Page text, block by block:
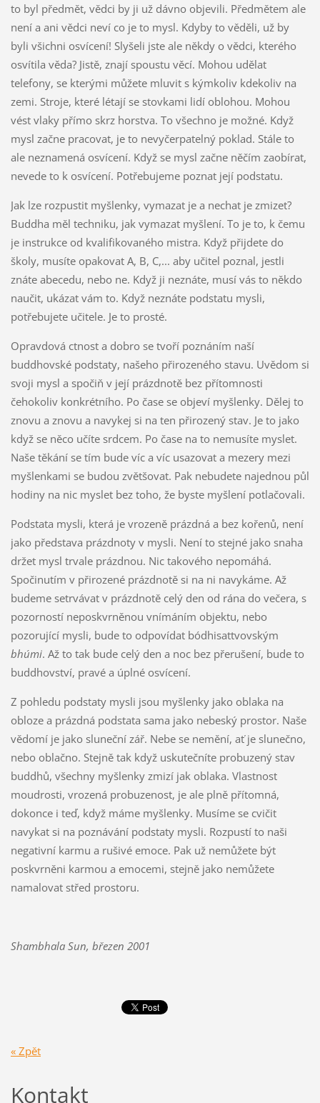
to byl předmět, vědci by ji už dávno objevili. Předmětem ale
není a ani vědci neví co je to mysl. Kdyby to věděli, už by
byli všichni osvícení! Slyšeli jste ale někdy o vědci, kterého
osvítila věda? Jistě, znají spoustu věcí. Mohou udělat
telefony, se kterými můžete mluvit s kýmkoliv kdekoliv na
zemi. Stroje, které létají se stovkami lidí oblohou. Mohou
vést vlaky přímo skrz horstva. To všechno je možné. Když
mysl začne pracovat, je to nevyčerpatelný poklad. Stále to
ale neznamená osvícení. Když se mysl začne něčím zaobírat,
nevede to k osvícení. Potřebujeme poznat její podstatu.
Jak lze rozpustit myšlenky, vymazat je a nechat je zmizet?
Buddha měl techniku, jak vymazat myšlení. To je to, k čemu
je instrukce od kvalifikovaného mistra. Když přijdete do
školy, musíte opakovat A, B, C,... aby učitel poznal, jestli
znáte abecedu, nebo ne. Když ji neznáte, musí vás to někdo
naučit, ukázat vám to. Když neznáte podstatu mysli,
potřebujete učitele. Je to prosté.
Opravdová ctnost a dobro se tvoří poznáním naší
buddhovské podstaty, našeho přirozeného stavu. Uvědom si
svoji mysl a spočiň v její prázdnotě bez přítomnosti
čehokoliv konkrétního. Po čase se objeví myšlenky. Dělej to
znovu a znovu a navykej si na ten přirozený stav. Je to jako
když se něco učíte srdcem. Po čase na to nemusíte myslet.
Naše těkání se tím bude víc a víc usazovat a mezery mezi
myšlenkami se budou zvětšovat. Pak nebudete najednou půl
hodiny na nic myslet bez toho, že byste myšlení potlačovali.
Podstata mysli, která je vrozeně prázdná a bez kořenů, není
jako představa prázdnoty v mysli. Není to stejné jako snaha
držet mysl trvale prázdnou. Nic takového nepomáhá.
Spočinutím v přirozené prázdnotě si na ni navykáme. Až
budeme setrvávat v prázdnotě celý den od rána do večera, s
pozorností neposkvrněnou vnímáním objektu, nebo
pozorující mysli, bude to odpovídat bódhisattvovským
bhúmi. Až to tak bude celý den a noc bez přerušení, bude to
buddhovství, pravé a úplné osvícení.
Z pohledu podstaty mysli jsou myšlenky jako oblaka na
obloze a prázdná podstata sama jako nebeský prostor. Naše
vědomí je jako sluneční zář. Nebe se nemění, ať je slunečno,
nebo oblačno. Stejně tak když uskutečníte probuzený stav
buddhů, všechny myšlenky zmizí jak oblaka. Vlastnost
moudrosti, vrozená probuzenost, je ale plně přítomná,
dokonce i teď, když máme myšlenky. Musíme se cvičit
navykat si na poznávání podstaty mysli. Rozpustí to naši
negativní karmu a rušivé emoce. Pak už nemůžete být
poskvrněni karmou a emocemi, stejně jako nemůžete
namalovat střed prostoru.
Shambhala Sun, březen 2001
« Zpět
Kontakt